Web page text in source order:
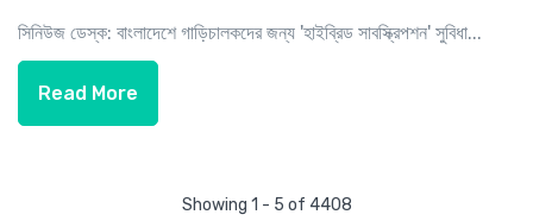
সিনিউজ ডেস্ক: বাংলাদেশে গাড়িচালকদের জন্য 'হাইব্রিড সাবস্ক্রিপশন' সুবিধা...
Read More
Showing 1 - 5 of 4408